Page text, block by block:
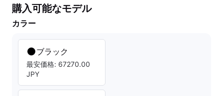
購入可能なモデル
カラー
ブラック
最安価格: 67270.00
JPY